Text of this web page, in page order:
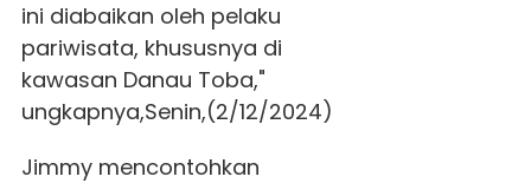
ini diabaikan oleh pelaku
pariwisata, khususnya di
kawasan Danau Toba,"
ungkapnya,Senin,(2/12/2024)
Jimmy mencontohkan